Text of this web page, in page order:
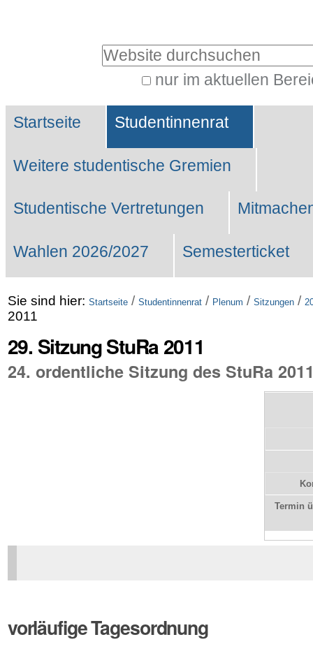
Website durchsuchen
nur im aktuellen
Suche…
Sektionen
Startseite Studentinnenrat
Weitere studentische Gremien
Studentische Vertretungen
Wahlen 2026/2027 Semesterticket
Sie sind hier: Startseite / Studentinnenrat / Plenum / Sitzungen /
2011
29. Sitzung StuRa 2011
24. ordentliche Sitzung des StuRa
Termin
vorläufige Tagesordnung